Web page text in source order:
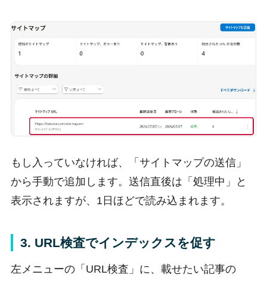
もし入っていなければ、「サイトマップの送信」
から手動で追加します。送信直後は「処理中」と
表示されますが、1日ほどで読み込まれます。
3. URL検査でインデックスを促す
左メニューの「URL検査」に、載せたい記事の